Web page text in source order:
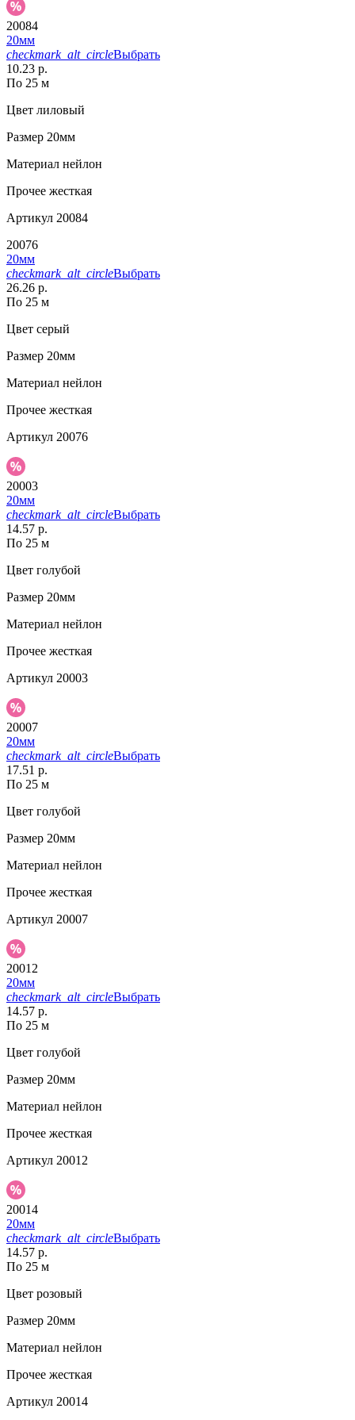
20084
20мм
checkmark_alt_circleВыбрать
10.23 р.
По 25 м
Цвет лиловый
Размер 20мм
Материал нейлон
Прочее жесткая
Артикул 20084
20076
20мм
checkmark_alt_circleВыбрать
26.26 р.
По 25 м
Цвет серый
Размер 20мм
Материал нейлон
Прочее жесткая
Артикул 20076
20003
20мм
checkmark_alt_circleВыбрать
14.57 р.
По 25 м
Цвет голубой
Размер 20мм
Материал нейлон
Прочее жесткая
Артикул 20003
20007
20мм
checkmark_alt_circleВыбрать
17.51 р.
По 25 м
Цвет голубой
Размер 20мм
Материал нейлон
Прочее жесткая
Артикул 20007
20012
20мм
checkmark_alt_circleВыбрать
14.57 р.
По 25 м
Цвет голубой
Размер 20мм
Материал нейлон
Прочее жесткая
Артикул 20012
20014
20мм
checkmark_alt_circleВыбрать
14.57 р.
По 25 м
Цвет розовый
Размер 20мм
Материал нейлон
Прочее жесткая
Артикул 20014